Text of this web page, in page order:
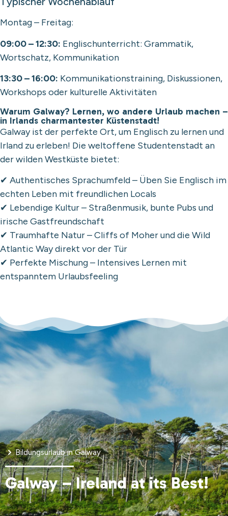
Montag – Freitag:
09:00 – 12:30: Englischunterricht: Grammatik,
Wortschatz, Kommunikation
13:30 – 16:00: Kommunikationstraining, Diskussionen,
Workshops oder kulturelle Aktivitäten
Warum Galway? Lernen, wo andere Urlaub machen –
in Irlands charmantester Küstenstadt!
Galway ist der perfekte Ort, um Englisch zu lernen und
Irland zu erleben! Die weltoffene Studentenstadt an
der wilden Westküste bietet:
✔ Authentisches Sprachumfeld – Üben Sie Englisch im
echten Leben mit freundlichen Locals
✔ Lebendige Kultur – Straßenmusik, bunte Pubs und
irische Gastfreundschaft
✔ Traumhafte Natur – Cliffs of Moher und die Wild
Atlantic Way direkt vor der Tür
✔ Perfekte Mischung – Intensives Lernen mit
entspanntem Urlaubsfeeling
Bildungsurlaub in Galway
Galway – Ireland at its Best!